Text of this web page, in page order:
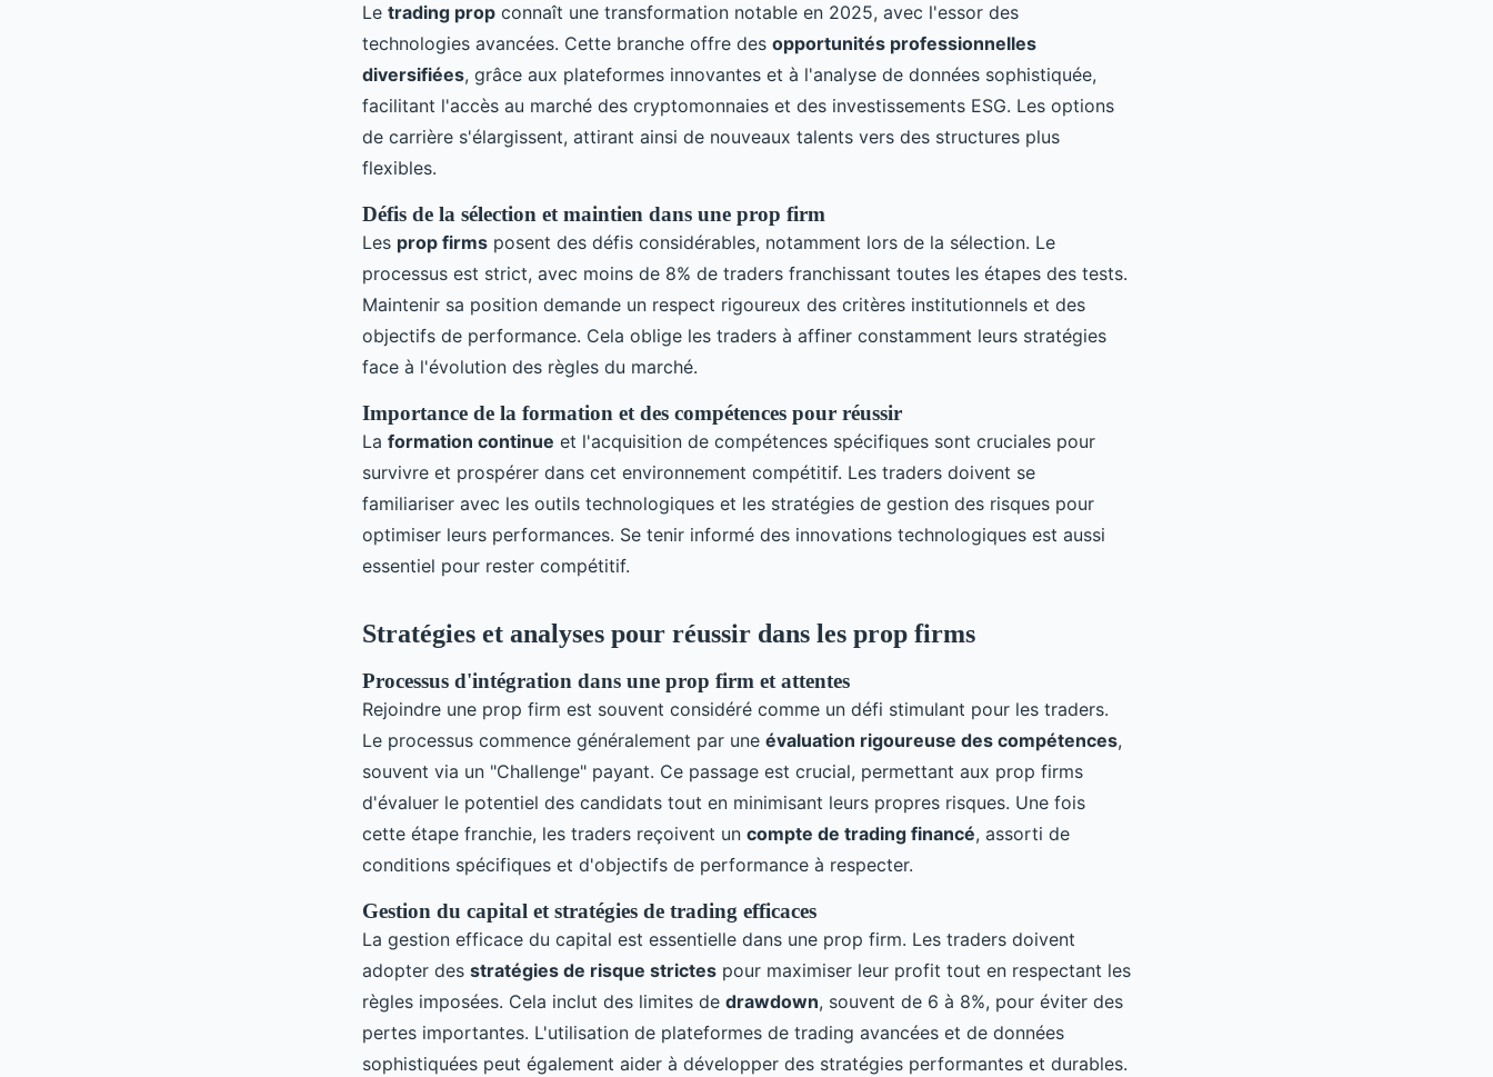
Le trading prop connaît une transformation notable en 2025, avec l'essor des
technologies avancées. Cette branche offre des opportunités professionnelles
diversifiées, grâce aux plateformes innovantes et à l'analyse de données sophistiquée,
facilitant l'accès au marché des cryptomonnaies et des investissements ESG. Les options
de carrière s'élargissent, attirant ainsi de nouveaux talents vers des structures plus
flexibles.
Défis de la sélection et maintien dans une prop firm
Les prop firms posent des défis considérables, notamment lors de la sélection. Le
processus est strict, avec moins de 8% de traders franchissant toutes les étapes des tests.
Maintenir sa position demande un respect rigoureux des critères institutionnels et des
objectifs de performance. Cela oblige les traders à affiner constamment leurs stratégies
face à l'évolution des règles du marché.
Importance de la formation et des compétences pour réussir
La formation continue et l'acquisition de compétences spécifiques sont cruciales pour
survivre et prospérer dans cet environnement compétitif. Les traders doivent se
familiariser avec les outils technologiques et les stratégies de gestion des risques pour
optimiser leurs performances. Se tenir informé des innovations technologiques est aussi
essentiel pour rester compétitif.
Stratégies et analyses pour réussir dans les prop firms
Processus d'intégration dans une prop firm et attentes
Rejoindre une prop firm est souvent considéré comme un défi stimulant pour les traders.
Le processus commence généralement par une évaluation rigoureuse des compétences,
souvent via un "Challenge" payant. Ce passage est crucial, permettant aux prop firms
d'évaluer le potentiel des candidats tout en minimisant leurs propres risques. Une fois
cette étape franchie, les traders reçoivent un compte de trading financé, assorti de
conditions spécifiques et d'objectifs de performance à respecter.
Gestion du capital et stratégies de trading efficaces
La gestion efficace du capital est essentielle dans une prop firm. Les traders doivent
adopter des stratégies de risque strictes pour maximiser leur profit tout en respectant les
règles imposées. Cela inclut des limites de drawdown, souvent de 6 à 8%, pour éviter des
pertes importantes. L'utilisation de plateformes de trading avancées et de données
sophistiquées peut également aider à développer des stratégies performantes et durables.